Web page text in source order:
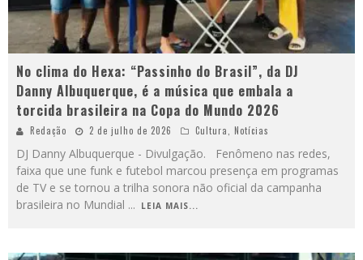
No clima do Hexa: “Passinho do Brasil”, da DJ
Danny Albuquerque, é a música que embala a
torcida brasileira na Copa do Mundo 2026
Redação 2 de julho de 2026 Cultura Notícias
DJ Danny Albuquerque - Divulgação. Fenômeno nas redes,
faixa que une funk e futebol marcou presença em programas
de TV e se tornou a trilha sonora não oficial da campanha
brasileira no Mundial ... LEIA MAIS...